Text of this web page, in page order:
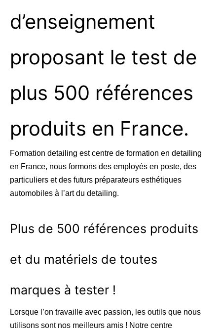
d’enseignement
proposant le test de
plus 500 références
produits en France.
Formation detailing est centre de formation en detailing
en France, nous formons des employés en poste, des
particuliers et des futurs préparateurs esthétiques
automobiles à l’art du detailing.
Plus de 500 références produits
et du matériels de toutes
marques à tester !
Lorsque l’on travaille avec passion, les outils que nous
utilisons sont nos meilleurs amis ! Notre centre